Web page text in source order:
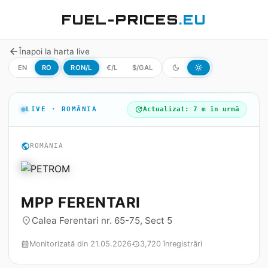
FUEL-PRICES.EU
arrow_backÎnapoi la harta live
EN RO RON/L €/L $/GAL dark_mode light_mode
LIVE · ROMÂNIA updateActualizat: 7 m în urmă
publicROMÂNIA
MPP FERENTARI
place Calea Ferentari nr. 65-75, Sect 5
calendar_monthMonitorizată din 21.05.2026history3,720 înregistrări